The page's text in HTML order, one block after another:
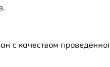
с качеством